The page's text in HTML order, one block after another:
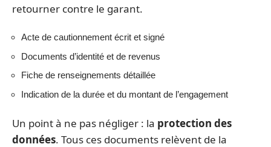
retourner contre le garant.
Acte de cautionnement écrit et signé
Documents d’identité et de revenus
Fiche de renseignements détaillée
Indication de la durée et du montant de l’engagement
Un point à ne pas négliger : la protection des
données. Tous ces documents relèvent de la